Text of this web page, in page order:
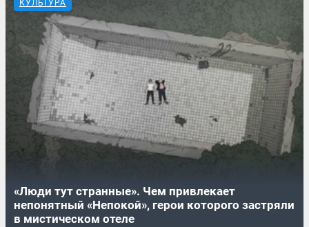
КУЛЬТУРА
«Люди тут странные». Чем привлекает
непонятный «Непокой», герои которого застряли
в мистическом отеле